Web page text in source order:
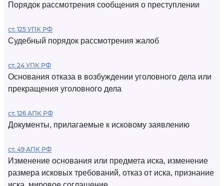
Порядок рассмотрения сообщения о преступлении
ст. 125 УПК РФ
Судебный порядок рассмотрения жалоб
ст. 24 УПК РФ
Основания отказа в возбуждении уголовного дела или
прекращения уголовного дела
ст. 126 АПК РФ
Документы, прилагаемые к исковому заявлению
ст. 49 АПК РФ
Изменение основания или предмета иска, изменение
размера исковых требований, отказ от иска, признание